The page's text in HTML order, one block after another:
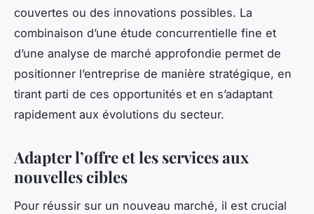
couvertes ou des innovations possibles. La
combinaison d’une étude concurrentielle fine et
d’une analyse de marché approfondie permet de
positionner l’entreprise de manière stratégique, en
tirant parti de ces opportunités et en s’adaptant
rapidement aux évolutions du secteur.
Adapter l’offre et les services aux
nouvelles cibles
Pour réussir sur un nouveau marché, il est crucial